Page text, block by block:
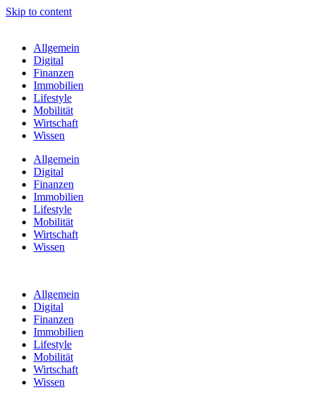
Skip to content
Allgemein
Digital
Finanzen
Immobilien
Lifestyle
Mobilität
Wirtschaft
Wissen
Allgemein
Digital
Finanzen
Immobilien
Lifestyle
Mobilität
Wirtschaft
Wissen
Allgemein
Digital
Finanzen
Immobilien
Lifestyle
Mobilität
Wirtschaft
Wissen